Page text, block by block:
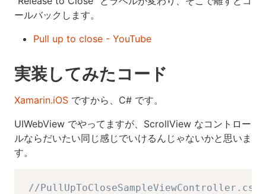
ールバックします。
Pull up to close - YouTube
実装してみたコード
Xamarin.iOS ですから、C# です。
UIWebView でやってますが、ScrollView なコントロー
ルならだいたい同じ感じでいけるんじゃないかと思いま
す。
//PullUpToCloseSampleViewController.cs